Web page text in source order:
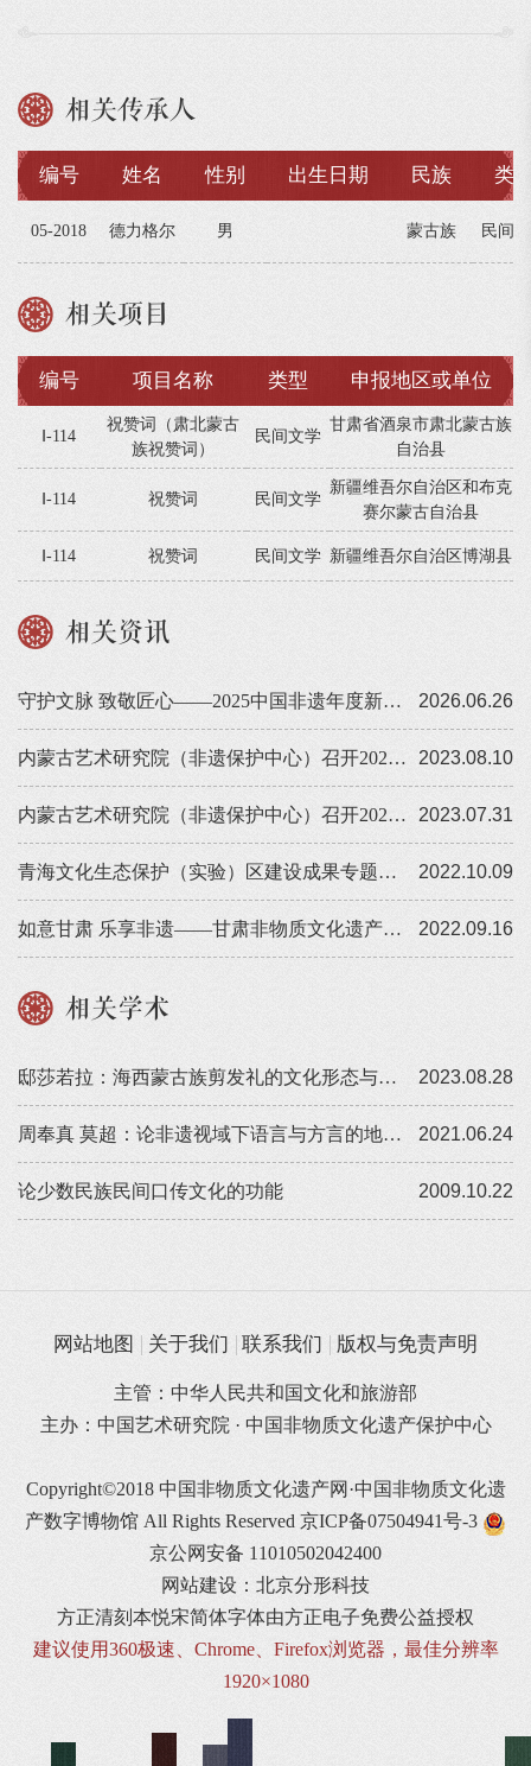
相关传承人
编号 姓名 性别 出生日期 民族 类
05-2018 德力格尔 男 蒙古族 民间
相关项目
编号 项目名称 类型 申报地区或单位
Ⅰ-114
祝赞词（肃北蒙古
族祝赞词）
民间文学
甘肃省酒泉市肃北蒙古族
自治县
Ⅰ-114 祝赞词 民间文学
新疆维吾尔自治区和布克
赛尔蒙古自治县
Ⅰ-114 祝赞词 民间文学 新疆维吾尔自治区博湖县
相关资讯
2026.06.26
守护文脉 致敬匠心——2025中国非遗年度新闻人物揭晓
2023.08.10
内蒙古艺术研究院（非遗保护中心）召开2020年度国家级非物质文化遗产代表性传承人记录工作自治区级通查（验收）会议
2023.07.31
内蒙古艺术研究院（非遗保护中心）召开2020年度国家级非物质文化遗产代表性传承人记录成果自评估会议
2022.10.09
青海文化生态保护（实验）区建设成果专题系列宣传活动——德都蒙古文化（海西）生态保护实验区
2022.09.16
如意甘肃 乐享非遗——甘肃非物质文化遗产展厅正式开展
相关学术
2023.08.28
邸莎若拉：海西蒙古族剪发礼的文化形态与文化阐释
2021.06.24
周奉真 莫超：论非遗视域下语言与方言的地位及其保护传承
2009.10.22
论少数民族民间口传文化的功能
网站地图 关于我们 联系我们 版权与免责声明
主管：中华人民共和国文化和旅游部
主办：中国艺术研究院 · 中国非物质文化遗产保护中心
Copyright©2018 中国非物质文化遗产网·中国非物质文化遗
产数字博物馆 All Rights Reserved 京ICP备07504941号-3
京公网安备 11010502042400
网站建设：北京分形科技
方正清刻本悦宋简体字体由方正电子免费公益授权
建议使用360极速、Chrome、Firefox浏览器，最佳分辨率
1920×1080